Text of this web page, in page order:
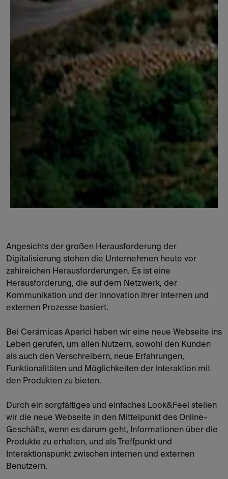
Angesichts der großen Herausforderung der
Digitalisierung stehen die Unternehmen heute vor
zahlreichen Herausforderungen. Es ist eine
Herausforderung, die auf dem Netzwerk, der
Kommunikation und der Innovation ihrer internen und
externen Prozesse basiert.
Bei Cerámicas Aparici haben wir eine neue Webseite ins
Leben gerufen, um allen Nutzern, sowohl den Kunden
als auch den Verschreibern, neue Erfahrungen,
Funktionalitäten und Möglichkeiten der Interaktion mit
den Produkten zu bieten.
Durch ein sorgfältiges und einfaches Look&Feel stellen
wir die neue Webseite in den Mittelpunkt des Online-
Geschäfts, wenn es darum geht, Informationen über die
Produkte zu erhalten, und als Treffpunkt und
Interaktionspunkt zwischen internen und externen
Benutzern.